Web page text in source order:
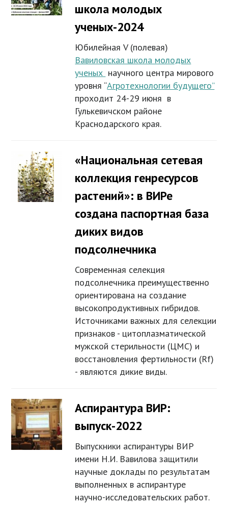
школа молодых
ученых-2024
Юбилейная V (полевая)
Вавиловская школа молодых
ученых научного центра мирового
уровня “Агротехнологии будущего”
проходит 24-29 июня в
Гулькевичском районе
Краснодарского края.
«Национальная сетевая
коллекция генресурсов
растений»: в ВИРе
создана паспортная база
диких видов
подсолнечника
Современная селекция
подсолнечника преимущественно
ориентирована на создание
высокопродуктивных гибридов.
Источниками важных для селекции
признаков - цитоплазматической
мужской стерильности (ЦМС) и
восстановления фертильности (Rf)
- являются дикие виды.
Аспирантура ВИР:
выпуск-2022
Выпускники аспирантуры ВИР
имени Н.И. Вавилова защитили
научные доклады по результатам
выполненных в аспирантуре
научно-исследовательских работ.